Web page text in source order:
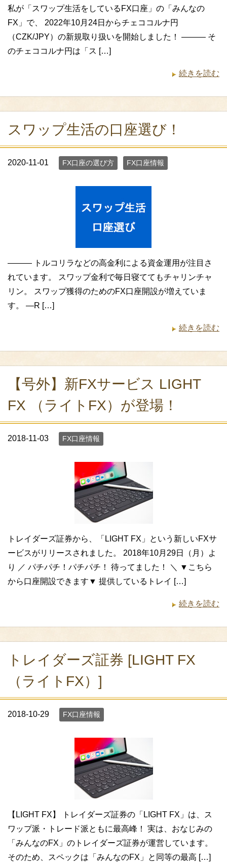
私が「スワップ生活をしているFX口座」の「みんなの
FX」で、 2022年10月24日からチェココルナ円
（CZK/JPY）の新規取り扱いを開始しました！ ——— そ
のチェココルナ円は「ス […]
続きを読む
スワップ生活の口座選び！
2020-11-01 FX口座の選び方 FX口座情報
——— トルコリラなどの高金利による資金運用が注目さ
れています。 スワップ金利で毎日寝ててもチャリンチャ
リン。 スワップ獲得のためのFX口座開設が増えていま
す。 —R […]
続きを読む
【号外】新FXサービス LIGHT
FX （ライトFX）が登場！
2018-11-03 FX口座情報
トレイダーズ証券から、「LIGHT FX」という新しいFXサ
ービスがリリースされました。 2018年10月29日（月）よ
り ／ パチパチ！パチパチ！ 待ってました！ ＼ ▼こちら
から口座開設できます▼ 提供しているトレイ […]
続きを読む
トレイダーズ証券 [LIGHT FX
（ライトFX）]
2018-10-29 FX口座情報
【LIGHT FX】 トレイダーズ証券の「LIGHT FX」は、ス
ワップ派・トレード派ともに最高峰！ 実は、おなじみの
「みんなのFX」のトレイダーズ証券が運営しています。
そのため、スペックは「みんなのFX」と同等の最高 […]